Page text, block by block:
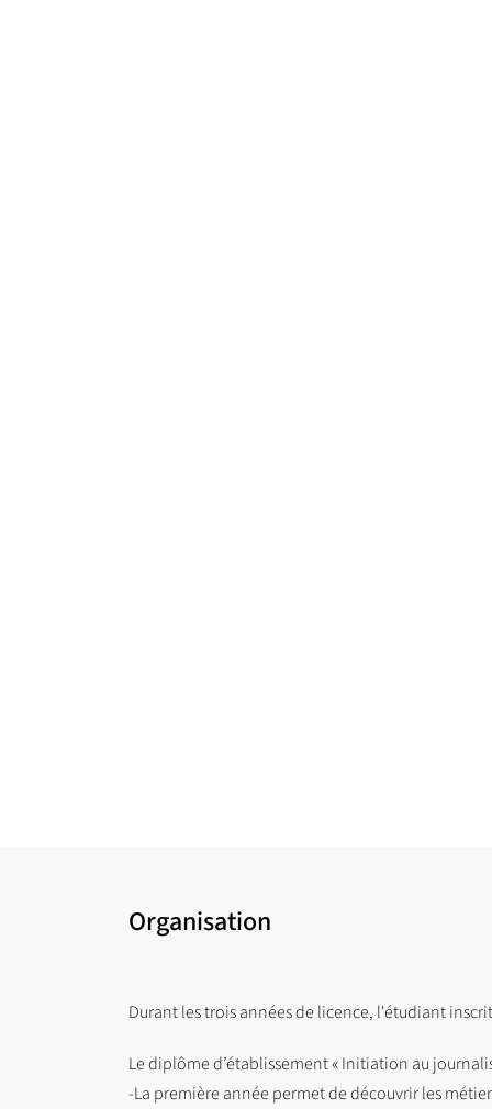
Organisation
Durant les trois années de licence, l'étudiant
Le diplôme d’établissement « Initiation au
-La première année permet de découvrir les